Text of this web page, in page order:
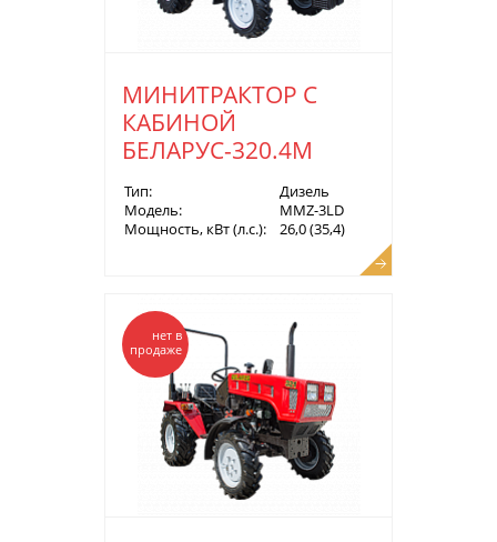
МИНИТРАКТОР С
КАБИНОЙ
БЕЛАРУС-320.4М
Тип:
Дизель
Модель:
MMZ-3LD
Мощность, кВт (л.с.):
26,0 (35,4)
нет в
продаже